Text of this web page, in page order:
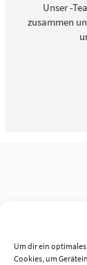
Um dir ein
Cookies, um
Unser -
zusammen